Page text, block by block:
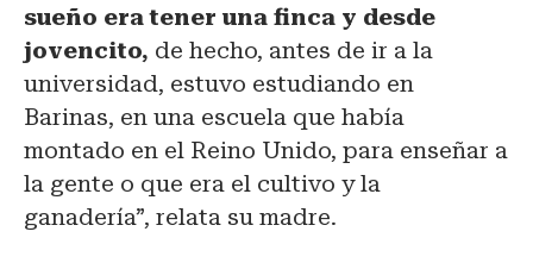
sueño era tener una finca y desde
jovencito, de hecho, antes de ir a la
universidad, estuvo estudiando en
Barinas, en una escuela que había
montado en el Reino Unido, para enseñar a
la gente o que era el cultivo y la
ganadería”, relata su madre.